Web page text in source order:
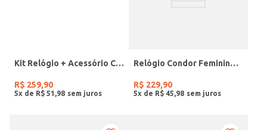
Kit Relógio + Acessório Condor Feminino DOURADO
R$ 259,90
5x de R$ 51 98
Relógio Condor Feminino PRATA
R$ 229,90
5x de R$ 45 98